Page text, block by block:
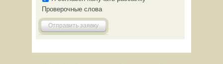
Проверочные слова
Отправить заявку